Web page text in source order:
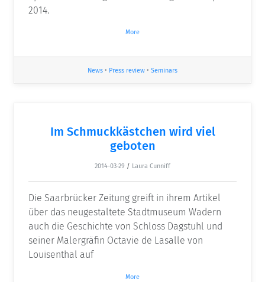
2014.
More
News • Press review • Seminars
Im Schmuckkästchen wird viel
geboten
2014-03-29 / Laura Cunniff
Die Saarbrücker Zeitung greift in ihrem Artikel
über das neugestaltete Stadtmuseum Wadern
auch die Geschichte von Schloss Dagstuhl und
seiner Malergräfin Octavie de Lasalle von
Louisenthal auf
More